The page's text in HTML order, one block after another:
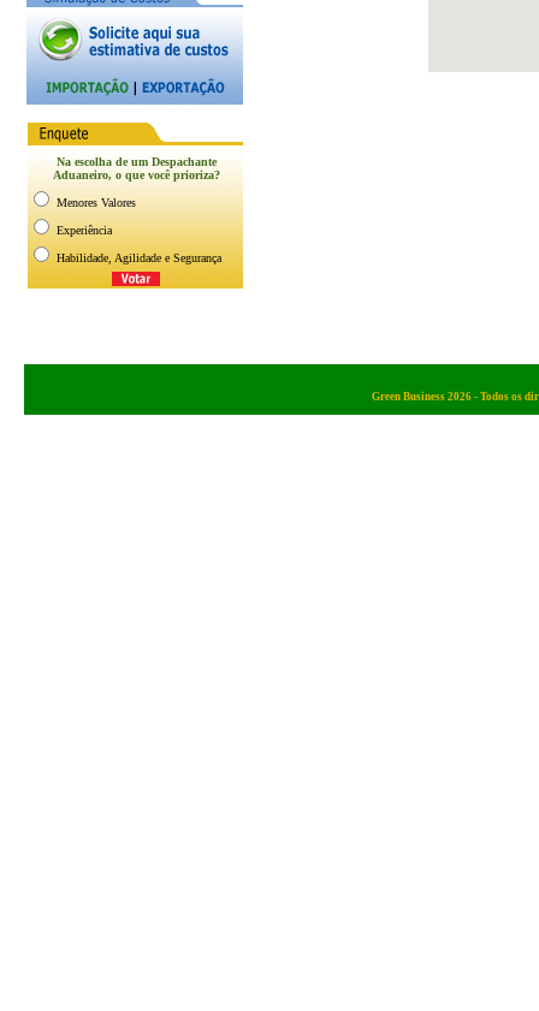
Green Business 2026 - Todos os